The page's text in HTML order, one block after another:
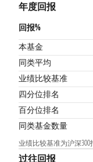
年度回报
回报%
本基金
同类平均
业绩比较基准
四分位排名
3
百分位排名
同类基金数量
业绩比较基准为沪深300
过往回报